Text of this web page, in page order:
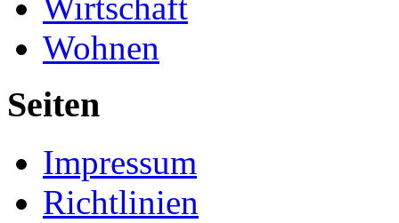
Wohnen
Seiten
Impressum
Richtlinien